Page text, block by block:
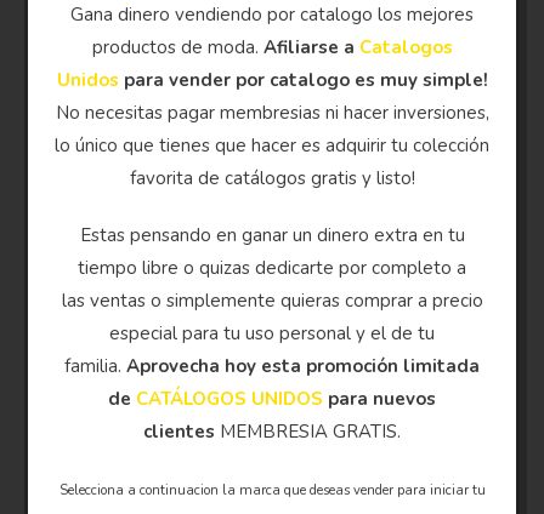
Gana dinero vendiendo por catalogo los mejores
productos de moda. Afiliarse a Catalogos
Unidos para vender por catalogo es muy simple!
No necesitas pagar membresias ni hacer inversiones,
lo único que tienes que hacer es adquirir tu colección
favorita de catálogos gratis y listo!
Estas pensando en ganar un dinero extra en tu
tiempo libre o quizas dedicarte por completo a
las ventas o simplemente quieras comprar a precio
especial para tu uso personal y el de tu
familia.Aprovecha hoy esta promoción limitada
de CATÁLOGOS UNIDOS para nuevos
clientes MEMBRESIA GRATIS.
Selecciona a continuacion la marca que deseas vender para iniciar tu